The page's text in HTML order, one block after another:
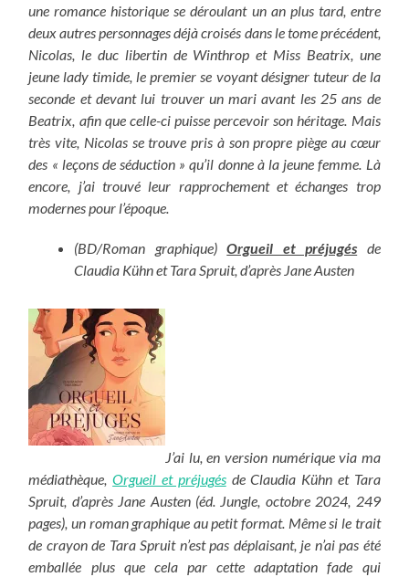
une romance historique se déroulant un an plus tard, entre
deux autres personnages déjà croisés dans le tome précédent,
Nicolas, le duc libertin de Winthrop et Miss Beatrix, une
jeune lady timide, le premier se voyant désigner tuteur de la
seconde et devant lui trouver un mari avant les 25 ans de
Beatrix, afin que celle-ci puisse percevoir son héritage. Mais
très vite, Nicolas se trouve pris à son propre piège au cœur
des « leçons de séduction » qu’il donne à la jeune femme. Là
encore, j’ai trouvé leur rapprochement et échanges trop
modernes pour l’époque.
(BD/Roman graphique)Orgueil et préjugés de
Claudia Kühn et Tara Spruit, d’après Jane Austen
J’ai lu, en version numérique via ma
médiathèque,Orgueil et préjugésde Claudia Kühn et Tara
Spruit, d’après Jane Austen (éd. Jungle, octobre 2024, 249
pages), un roman graphique au petit format. Même si le trait
de crayon de Tara Spruit n’est pas déplaisant, je n’ai pas été
emballée plus que cela par cette adaptation fade qui